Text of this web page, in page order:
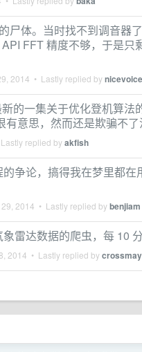
尸体。当时找不到调音器
FFT 精度不够，于是
2014 • Lastly replied bynicevoice
的一集关于优化登机算
有意思，然而还是欺骗不了
replied byakfish
争论，搞得我在梦里都
2014 • Lastly replied bybenjiam
雷达数据的爬虫，每 10
2014 • Lastly replied by